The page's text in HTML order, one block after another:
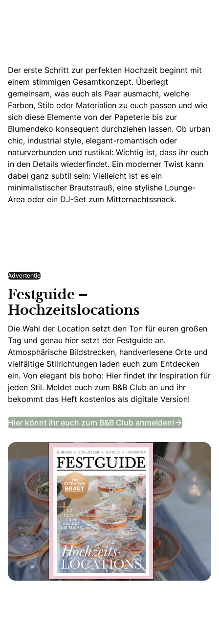
Der erste Schritt zur perfekten Hochzeit beginnt mit
einem stimmigen Gesamtkonzept. Überlegt
gemeinsam, was euch als Paar ausmacht, welche
Farben, Stile oder Materialien zu euch passen und wie
sich diese Elemente von der Papeterie bis zur
Blumendeko konsequent durchziehen lassen. Ob urban
chic, industrial style, elegant-romantisch oder
naturverbunden und rustikal: Wichtig ist, dass ihr euch
in den Details wiederfindet. Ein moderner Twist kann
dabei ganz subtil sein: Vielleicht ist es ein
minimalistischer Brautstrauß, eine stylishe Lounge-
Area oder ein DJ-Set zum Mitternachtssnack.
Advertentie
Festguide –
Hochzeitslocations
Die Wahl der Location setzt den Ton für euren großen
Tag und genau hier setzt der Festguide an.
Atmosphärische Bildstrecken, handverlesene Orte und
vielfältige Stilrichtungen laden euch zum Entdecken
ein. Von elegant bis boho: Hier findet ihr Inspiration für
jeden Stil. Meldet euch zum B&B Club an und ihr
bekommt das Heft kostenlos als digitale Version!
Hier könnt ihr euch zum B&B Club anmelden!